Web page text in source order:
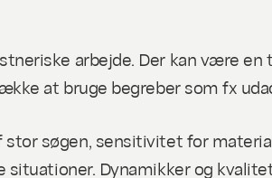
arbejde. Der kan være
at bruge begreber som fx
søgen, sensitivitet for
Dynamikker og